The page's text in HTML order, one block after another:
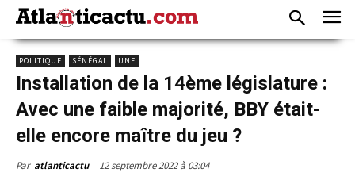
POLITIQUE SÉNÉGAL UNE
Installation de la 14ème législature :
Avec une faible majorité, BBY était-
elle encore maître du jeu ?
Par atlanticactu 12 septembre 2022 à 03:04